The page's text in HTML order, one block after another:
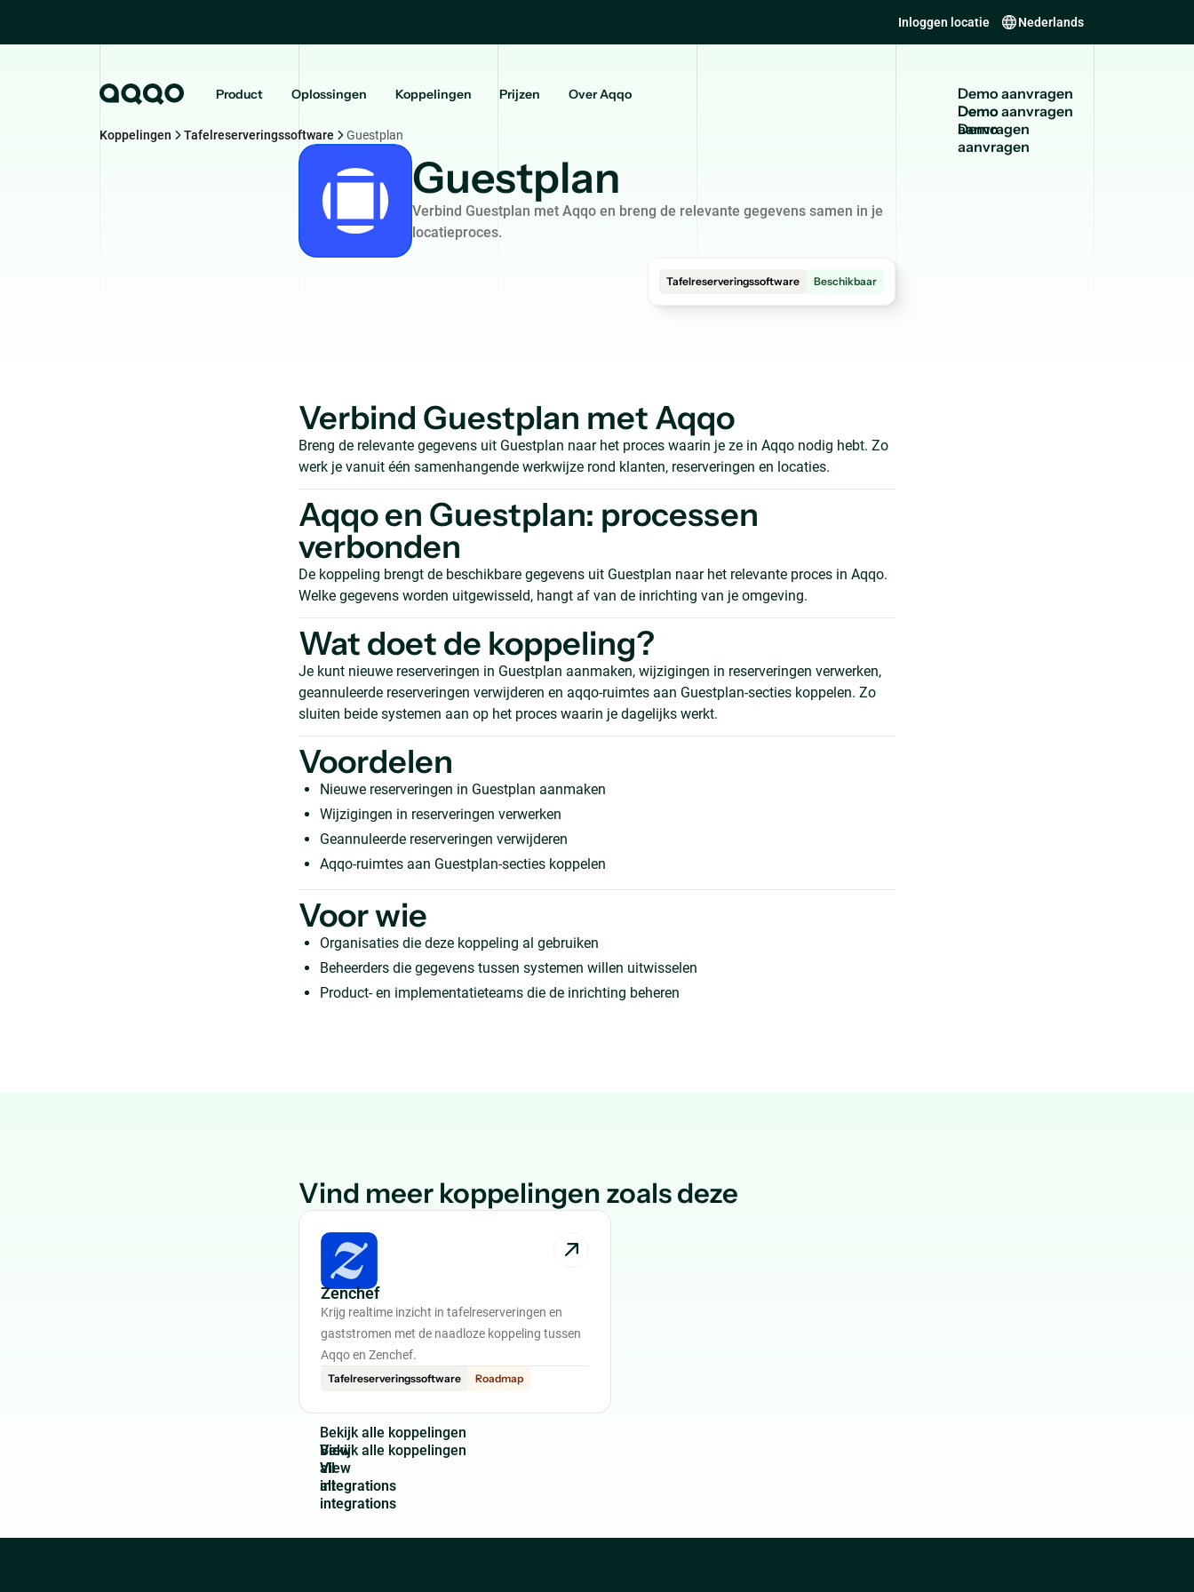
Inloggen locatie Nederlands
Product Oplossingen Koppelingen Prijzen Over Aqqo Demoaanvragen
Demo
aanvragen
Koppelingen Tafelreserveringssoftware Guestplan
Guestplan
Verbind Guestplan met Aqqo en breng de relevante gegevens samen in je
locatieproces.
Tafelreserveringssoftware Beschikbaar
Verbind Guestplan met Aqqo
Breng de relevante gegevens uit Guestplan naar het proces waarin je ze in Aqqo nodig hebt. Zo
werk je vanuit één samenhangende werkwijze rond klanten, reserveringen en locaties.
Aqqo en Guestplan: processen
verbonden
De koppeling brengt de beschikbare gegevens uit Guestplan naar het relevante proces in Aqqo.
Welke gegevens worden uitgewisseld, hangt af van de inrichting van je omgeving.
Wat doet de koppeling?
Je kunt nieuwe reserveringen in Guestplan aanmaken, wijzigingen in reserveringen verwerken,
geannuleerde reserveringen verwijderen en aqqo-ruimtes aan Guestplan-secties koppelen. Zo
sluiten beide systemen aan op het proces waarin je dagelijks werkt.
Voordelen
Nieuwe reserveringen in Guestplan aanmaken
Wijzigingen in reserveringen verwerken
Geannuleerde reserveringen verwijderen
Aqqo-ruimtes aan Guestplan-secties koppelen
Voor wie
Organisaties die deze koppeling al gebruiken
Beheerders die gegevens tussen systemen willen uitwisselen
Product- en implementatieteams die de inrichting beheren
Vind meer koppelingen zoals deze
Zenchef
Krijg realtime inzicht in tafelreserveringen en
gaststromen met de naadloze koppeling tussen
Aqqo en Zenchef.
Tafelreserveringssoftware
Roadmap
Bekijk alle koppelingen
View
all
integrations